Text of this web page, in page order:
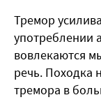
Тремор
употреблении
вовлекаются
речь. Походка
тремора в